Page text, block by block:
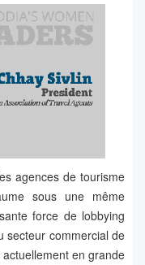
agences de tourisme
sous une même
force de lobbying
secteur commercial de
en grande